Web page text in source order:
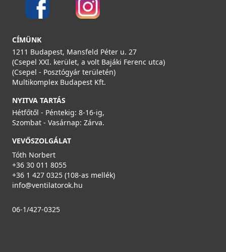
CÍMÜNK
1211 Budapest, Mansfeld Péter u. 27
(Csepel XXI. kerület, a volt Bajáki Ferenc utca)
(Csepel - Posztógyár területén)
Multikomplex Budapest Kft.
NYITVA TARTÁS
Hétfőtől - Péntekig: 8-16-ig,
Szombat - Vasárnap: Zárva.
VEVŐSZOLGÁLAT
Tóth Norbert
+36 30 011 8055
+36 1 427 0325 (108-as mellék)
info@ventilatorok.hu
06-1/427-0325